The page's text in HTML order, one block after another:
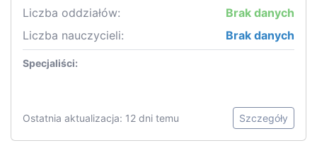
Liczba oddziałów:
Brak danych
Liczba nauczycieli:
Brak danych
Specjaliści:
Ostatnia aktualizacja: 12 dni temu Szczegóły